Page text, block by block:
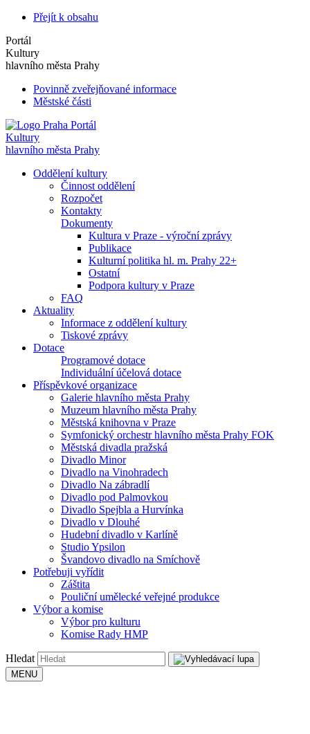
Přejít k obsahu
Portál
Kultury
hlavního města Prahy
Povinně zveřejňované informace
Městské části
Portál
Kultury
hlavního města Prahy
Oddělení kultury
Činnost oddělení
Rozpočet
Kontakty
Dokumenty
Kultura v Praze - výroční zprávy
Publikace
Kulturní politika hl. m. Prahy 22+
Ostatní
Podpora kultury v Praze
FAQ
Aktuality
Informace z oddělení kultury
Tiskové zprávy
Dotace
Programové dotace
Individuální účelová dotace
Příspěvkové organizace
Galerie hlavního města Prahy
Muzeum hlavního města Prahy
Městská knihovna v Praze
Symfonický orchestr hlavního města Prahy FOK
Městská divadla pražská
Divadlo Minor
Divadlo na Vinohradech
Divadlo Na zábradlí
Divadlo pod Palmovkou
Divadlo Spejbla a Hurvínka
Divadlo v Dlouhé
Hudební divadlo v Karlíně
Studio Ypsilon
Švandovo divadlo na Smíchově
Potřebuji vyřídit
Záštita
Pouliční umělecké veřejné produkce
Výbor a komise
Výbor pro kulturu
Komise Rady HMP
Hledat
MENU